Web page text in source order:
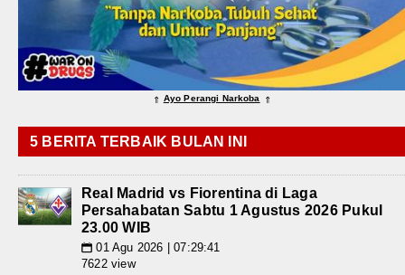
⇑ Ayo Perangi Narkoba ⇑
5 BERITA TERBAIK BULAN INI
Real Madrid vs Fiorentina di Laga
Persahabatan Sabtu 1 Agustus 2026 Pukul
23.00 WIB
📅 01 Agu 2026 | 07:29:41
7622 view